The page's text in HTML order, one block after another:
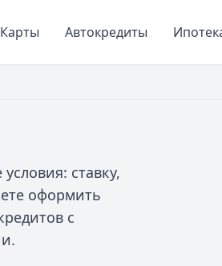
Карты Автокредиты
ставку,
оформить
с